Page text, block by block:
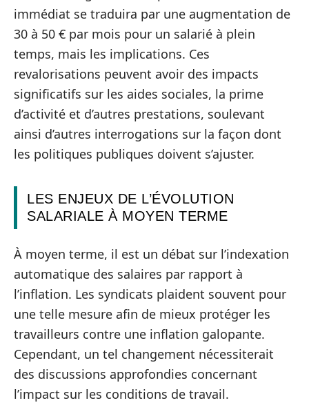
immédiat se traduira par une augmentation de
30 à 50 € par mois pour un salarié à plein
temps, mais les implications. Ces
revalorisations peuvent avoir des impacts
significatifs sur les aides sociales, la prime
d’activité et d’autres prestations, soulevant
ainsi d’autres interrogations sur la façon dont
les politiques publiques doivent s’ajuster.
LES ENJEUX DE L’ÉVOLUTION
SALARIALE À MOYEN TERME
À moyen terme, il est un débat sur l’indexation
automatique des salaires par rapport à
l’inflation. Les syndicats plaident souvent pour
une telle mesure afin de mieux protéger les
travailleurs contre une inflation galopante.
Cependant, un tel changement nécessiterait
des discussions approfondies concernant
l’impact sur les conditions de travail.